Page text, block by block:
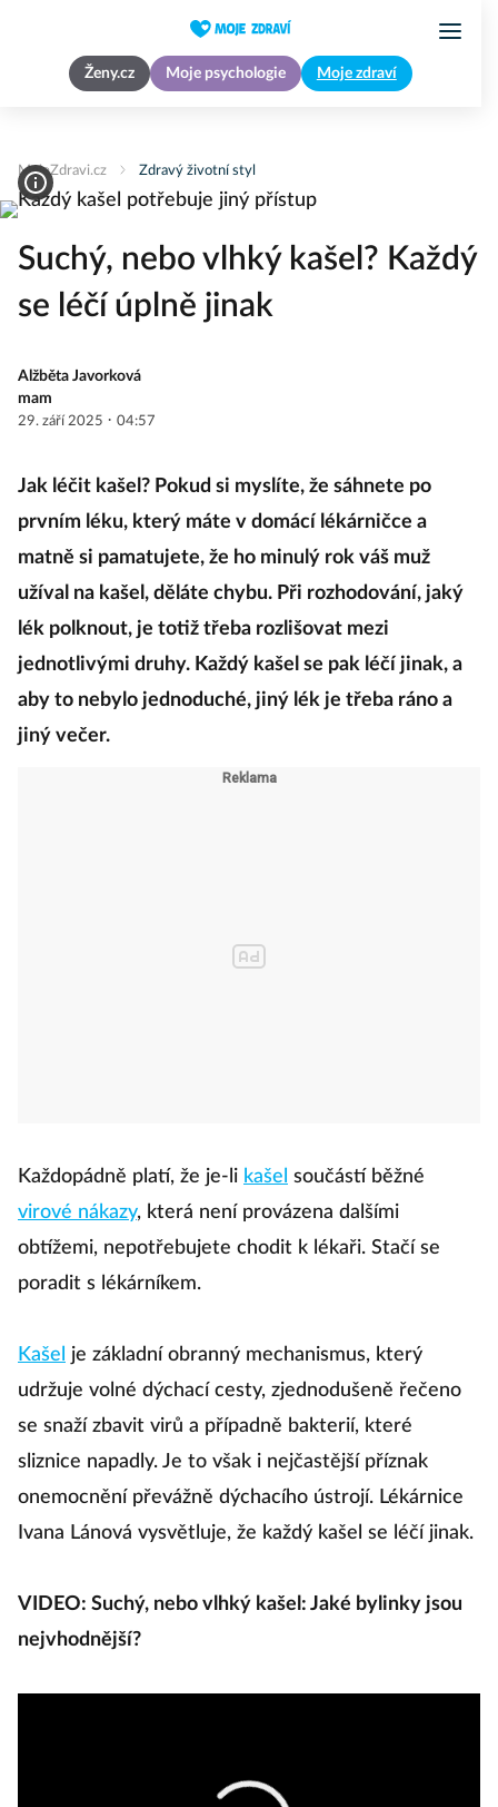
Ženy.cz Moje psychologie Moje zdraví
MojeZdravi.cz Zdravý životní styl
Suchý, nebo vlhký kašel? Každý
se léčí úplně jinak
Alžběta Javorková
mam
29. září 2025 · 04:57
Jak léčit kašel? Pokud si myslíte, že sáhnete po
prvním léku, který máte v domácí lékárničce a
matně si pamatujete, že ho minulý rok váš muž
užíval na kašel, děláte chybu. Při rozhodování, jaký
lék polknout, je totiž třeba rozlišovat mezi
jednotlivými druhy. Každý kašel se pak léčí jinak, a
aby to nebylo jednoduché, jiný lék je třeba ráno a
jiný večer.
Každopádně platí, že je-li kašel součástí běžné
virové nákazy, která není provázena dalšími
obtížemi, nepotřebujete chodit k lékaři. Stačí se
poradit s lékárníkem.
Kašel
je základní obranný mechanismus, který
udržuje volné dýchací cesty, zjednodušeně řečeno
se snaží zbavit virů a případně bakterií, které
sliznice napadly. Je to však i nejčastější příznak
onemocnění převážně dýchacího ústrojí. Lékárnice
Ivana Lánová vysvětluje, že každý kašel se léčí jinak.
VIDEO: Suchý, nebo vlhký kašel: Jaké bylinky jsou
nejvhodnější?